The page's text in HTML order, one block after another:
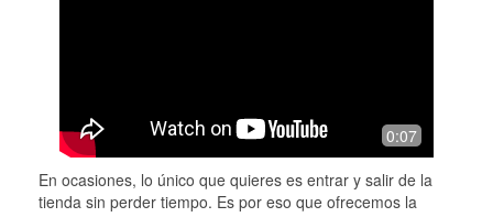
0:07
En ocasiones, lo único que quieres es entrar y salir de la
tienda sin perder tiempo. Es por eso que ofrecemos la